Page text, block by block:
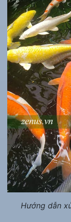
Hướng dẫn